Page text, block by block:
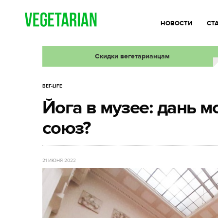
НОВОСТИ
Скидки вегетарианцам
ВЕГ-LIFE
Йога в музее: дань
союз?
21 ИЮНЯ 2022